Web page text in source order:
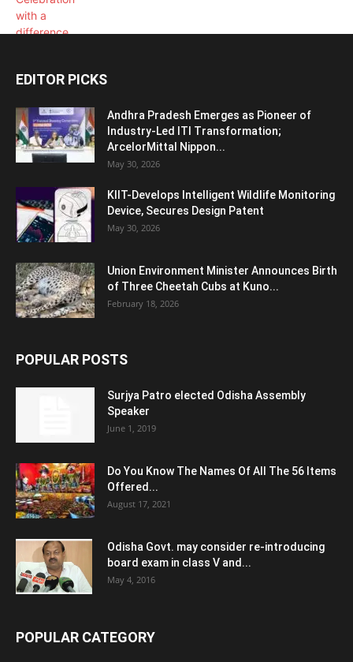
EDITOR PICKS
Andhra Pradesh Emerges as Pioneer of
Industry-Led ITI Transformation;
ArcelorMittal Nippon...
May 30, 2026
KIIT-Develops Intelligent Wildlife Monitoring
Device, Secures Design Patent
May 30, 2026
Union Environment Minister Announces Birth
of Three Cheetah Cubs at Kuno...
February 18, 2026
POPULAR POSTS
Surjya Patro elected Odisha Assembly
Speaker
June 1, 2019
Do You Know The Names Of All The 56 Items
Offered...
August 17, 2021
Odisha Govt. may consider re-introducing
board exam in class V and...
May 4, 2016
POPULAR CATEGORY